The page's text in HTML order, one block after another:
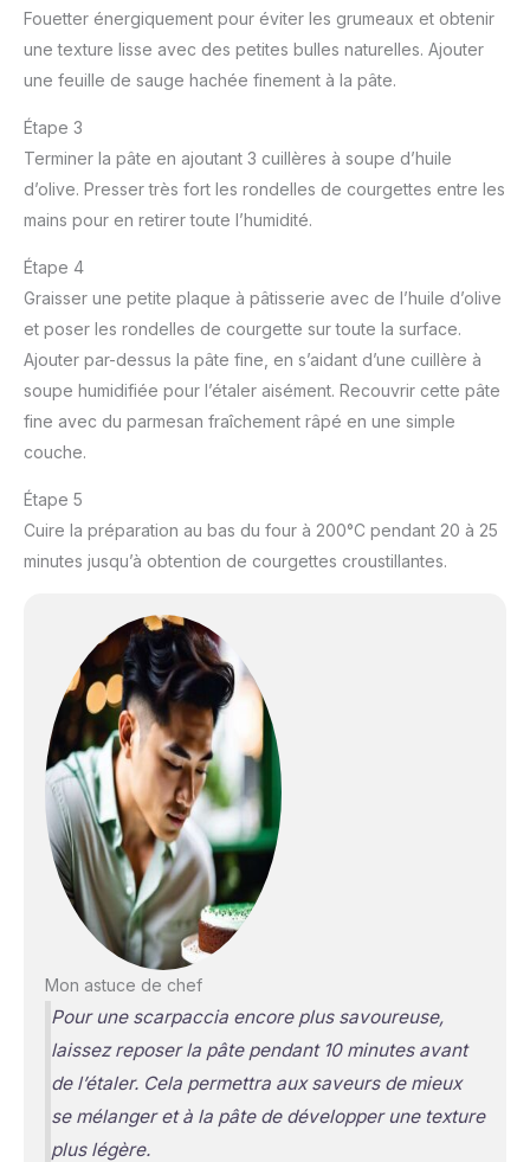
Fouetter énergiquement pour éviter les grumeaux et obtenir
une texture lisse avec des petites bulles naturelles. Ajouter
une feuille de sauge hachée finement à la pâte.
Étape 3
Terminer la pâte en ajoutant 3 cuillères à soupe d’huile
d’olive. Presser très fort les rondelles de courgettes entre les
mains pour en retirer toute l’humidité.
Étape 4
Graisser une petite plaque à pâtisserie avec de l’huile d’olive
et poser les rondelles de courgette sur toute la surface.
Ajouter par-dessus la pâte fine, en s’aidant d’une cuillère à
soupe humidifiée pour l’étaler aisément. Recouvrir cette pâte
fine avec du parmesan fraîchement râpé en une simple
couche.
Étape 5
Cuire la préparation au bas du four à 200°C pendant 20 à 25
minutes jusqu’à obtention de courgettes croustillantes.
Mon astuce de chef
Pour une scarpaccia encore plus savoureuse,
laissez reposer la pâte pendant 10 minutes avant
de l’étaler. Cela permettra aux saveurs de mieux
se mélanger et à la pâte de développer une texture
plus légère.